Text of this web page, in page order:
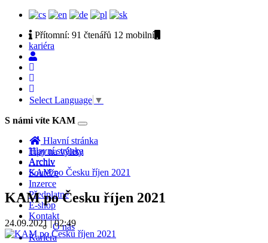
Přítomní: 91 čtenářů 12 mobilní
kariéra
Select Language ▼
S námi víte KAM
Toggle
navigation
Hlavní stránka
Tipy na výlety
Archiv
Soutěže
Inzerce
Předplatné
E-shop
Kontakt
O nás
Kariéra
Hlavní stránka
Archiv
KAM po Česku říjen 2021
KAM po Česku říjen 2021
24.09.2021 | 02:49